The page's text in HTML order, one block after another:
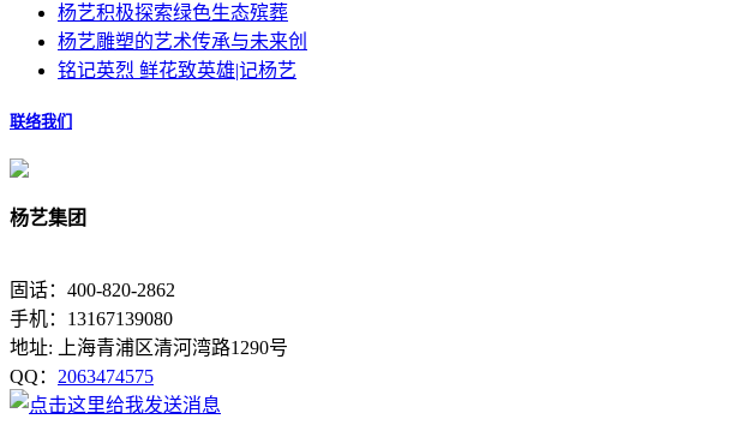
杨艺积极探索绿色生态殡葬
杨艺雕塑的艺术传承与未来创
铭记英烈 鲜花致英雄|记杨艺
联络我们
杨艺集团
固话：400-820-2862
手机：13167139080
地址: 上海青浦区清河湾路1290号
QQ： 2063474575